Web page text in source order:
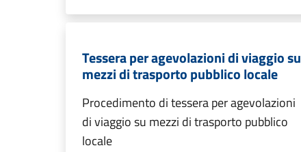
Tessera per agevolazioni di viaggio su
mezzi di trasporto pubblico locale
Procedimento di tessera per agevolazioni
di viaggio su mezzi di trasporto pubblico
locale